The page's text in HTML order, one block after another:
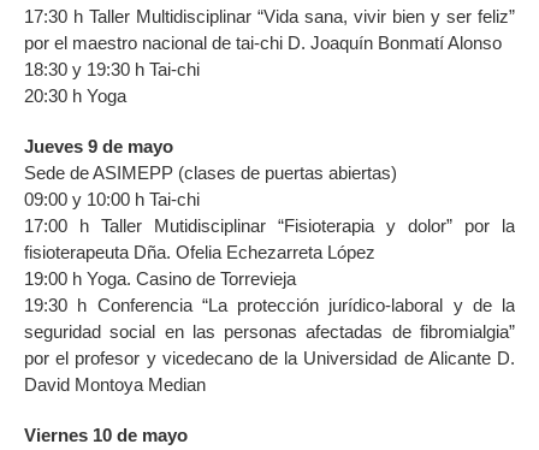
17:30 h Taller Multidisciplinar “Vida sana, vivir bien y ser feliz”
por el maestro nacional de tai-chi D. Joaquín Bonmatí Alonso
18:30 y 19:30 h Tai-chi
20:30 h Yoga
Jueves 9 de mayo
Sede de ASIMEPP (clases de puertas abiertas)
09:00 y 10:00 h Tai-chi
17:00 h Taller Mutidisciplinar “Fisioterapia y dolor” por la
fisioterapeuta Dña. Ofelia Echezarreta López
19:00 h Yoga. Casino de Torrevieja
19:30 h Conferencia “La protección jurídico-laboral y de la
seguridad social en las personas afectadas de fibromialgia”
por el profesor y vicedecano de la Universidad de Alicante D.
David Montoya Median
Viernes 10 de mayo